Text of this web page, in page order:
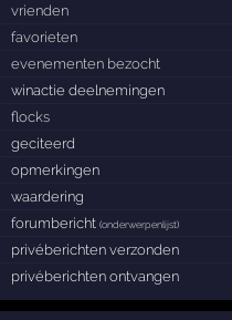
vrienden
favorieten
evenementen bezocht
winactie deelnemingen
flocks
geciteerd
opmerkingen
waardering
forumbericht(onderwerpenlijst)
privéberichten verzonden
privéberichten ontvangen